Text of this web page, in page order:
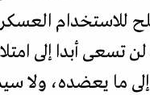
تسعى أبدا إلى
إلى ما يعضده، ولا